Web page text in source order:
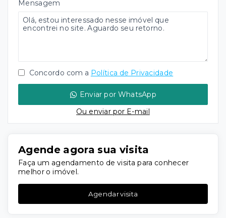
Mensagem
Concordo com a Política de Privacidade
Enviar por WhatsApp
Ou enviar por E-mail
Agende agora sua visita
Faça um agendamento de visita para conhecer
melhor o imóvel.
Agendar visita